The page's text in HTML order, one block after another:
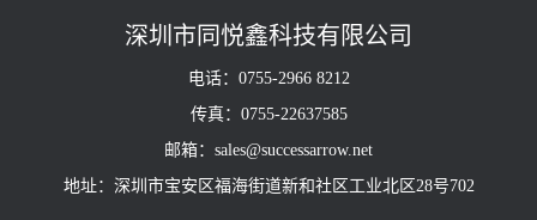
深圳市同悦鑫科技有限公司
电话：0755-2966 8212
传真：0755-22637585
邮箱：sales@successarrow.net
地址：深圳市宝安区福海街道新和社区工业北区28号702